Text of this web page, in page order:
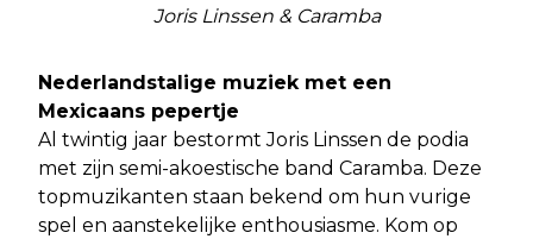
Joris Linssen & Caramba
Nederlandstalige muziek met een
Mexicaans pepertje
Al twintig jaar bestormt Joris Linssen de podia
met zijn semi-akoestische band Caramba. Deze
topmuzikanten staan bekend om hun vurige
spel en aanstekelijke enthousiasme. Kom op